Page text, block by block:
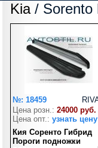
Kia/ Sorento
№: 18459
Цена розн.: 24000 руб.
Цена опт.: узнать цену
Кия Соренто Гибрид
Пороги подножки